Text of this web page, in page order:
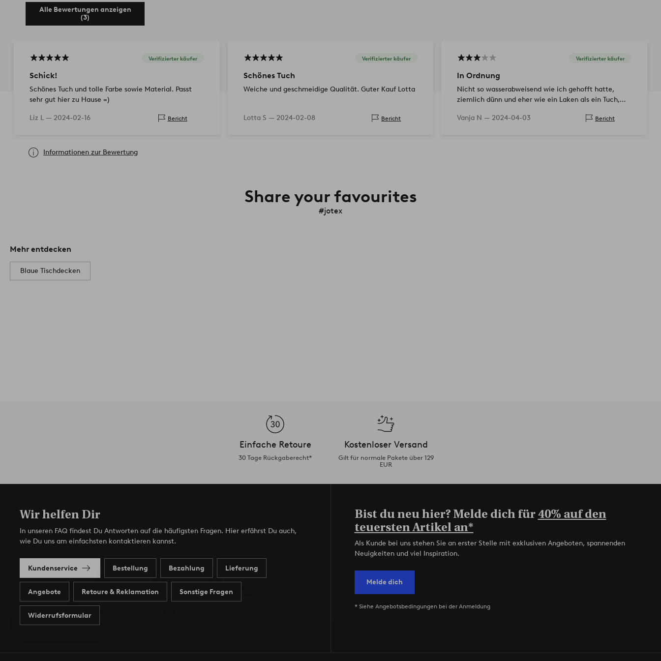
Alle Bewertungen anzeigen
(3)
Verifizierter käufer
Schick!
Schönes Tuch und tolle Farbe sowie Material. Passt
sehr gut hier zu Hause =)
Liz L — 2024-02-16 Bericht
Verifizierter käufer
Schönes Tuch
Weiche und geschmeidige Qualität. Guter Kauf Lotta
Lotta S — 2024-02-08 Bericht
Verifizierter käufer
In Ordnung
Nicht so wasserabweisend wie ich gehofft hatte,
ziemlich dünn und eher wie ein Laken als ein Tuch,
Vanja N — 2024-04-03 Bericht
Informationen zur Bewertung
Share your favourites
#jotex
Mehr entdecken
Blaue Tischdecken
Einfache Retoure
30 Tage Rückgaberecht*
Kostenloser Versand
Gilt für normale Pakete über 129
EUR
Wir helfen Dir
In unseren FAQ findest Du Antworten auf die häufigsten Fragen. Hier erfährst Du auch,
wie Du uns am einfachsten kontaktieren kannst.
Kundenservice Bestellung Bezahlung Lieferung
Angebote Retoure & Reklamation Sonstige Fragen
Widerrufsformular
Bist du neu hier? Melde dich für40% auf den
teuersten Artikel an*
Als Kunde bei uns stehen Sie an erster Stelle mit exklusiven Angeboten, spannenden
Neuigkeiten und viel Inspiration.
Melde dich
* Siehe Angebotsbedingungen bei der Anmeldung